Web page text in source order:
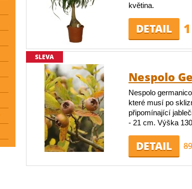
květina.
DETAIL
SLEVA
Nespolo
Nespolo
které musí po
připomínající
- 21 cm. Výška
DETAIL